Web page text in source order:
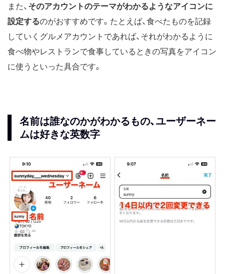
また、 そのアカウントのテーマがわかるようなアイコンに
設定するのがおすすめです。たとえば、食べたものを記録
していくグルメアカウントであれば、それがわかるように
食べ物やレストランで食事しているときの写真をアイコン
に使うといった具合です。
名前は誰なのかがわかるもの、ユーザーネー
ムは好きな英数字